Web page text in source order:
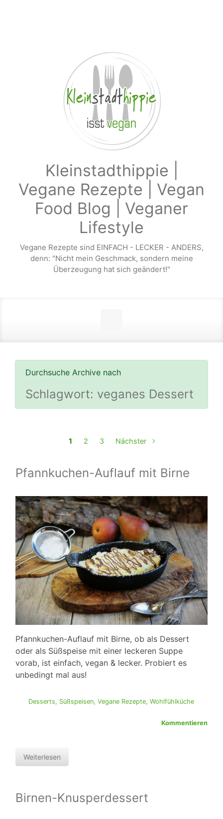
Kleinstadthippie |
Vegane Rezepte | Vegan
Food Blog | Veganer
Lifestyle
Vegane Rezepte sind EINFACH - LECKER - ANDERS,
denn: "Nicht mein Geschmack, sondern meine
Überzeugung hat sich geändert!"
Durchsuche Archive nach
Schlagwort: veganes Dessert
1 2 3 Nächster
Pfannkuchen-Auflauf mit Birne
Pfannkuchen-Auflauf mit Birne, ob als Dessert
oder als Süßspeise mit einer leckeren Suppe
vorab, ist einfach, vegan & lecker. Probiert es
unbedingt mal aus!
Desserts, Süßspeisen, Vegane Rezepte, Wohlfühlküche
Kommentieren
Weiterlesen
Birnen-Knusperdessert